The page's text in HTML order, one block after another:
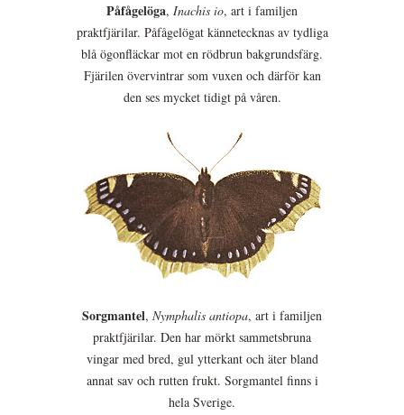
Påfågelöga, Inachis io, art i familjen
praktfjärilar. Påfågelögat kännetecknas av tydliga
blå ögonfläckar mot en rödbrun bakgrundsfärg.
Fjärilen övervintrar som vuxen och därför kan
den ses mycket tidigt på våren.
Sorgmantel, Nymphalis antiopa, art i familjen
praktfjärilar. Den har mörkt sammetsbruna
vingar med bred, gul ytterkant och äter bland
annat sav och rutten frukt. Sorgmantel finns i
hela Sverige.